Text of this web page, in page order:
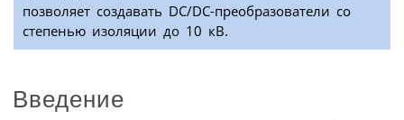
позволяет создавать DC/DC-преобразователи со
степенью изоляции до 10 кВ.
Введение